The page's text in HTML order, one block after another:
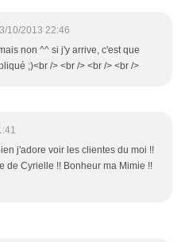
10/2013 22:46
non ^^ si j'y arrive, c'est que
;)<br /> <br /> <br /> <br />
j'adore voir les clientes du moi !!
de Cyrielle !! Bonheur ma Mimie !!